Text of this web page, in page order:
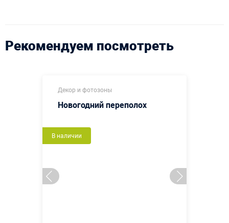
Рекомендуем посмотреть
Декор и фотозоны
Новогодний переполох
В наличии